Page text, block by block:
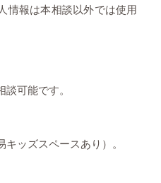
情報は本相談以外では使用
談可能です。
キッズスペースあり）。